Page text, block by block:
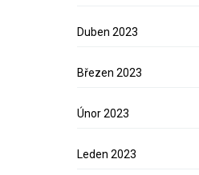
Duben 2023
Březen 2023
Únor 2023
Leden 2023